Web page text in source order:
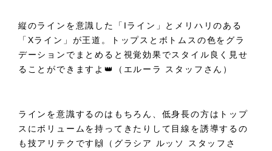
縦のラインを意識した「Iライン」とメリハリのある
「Xライン」が王道。トップスとボトムスの色をグラ
デーションでまとめると視覚効果でスタイル良く見せ
ることができますよ👑（エルーラ スタッフさん）
ラインを意識するのはもちろん、低身長の方はトップ
スにボリュームを持ってきたりして目線を誘導するの
も技アリテクです🙌（グラシア ルッソ スタッフさ